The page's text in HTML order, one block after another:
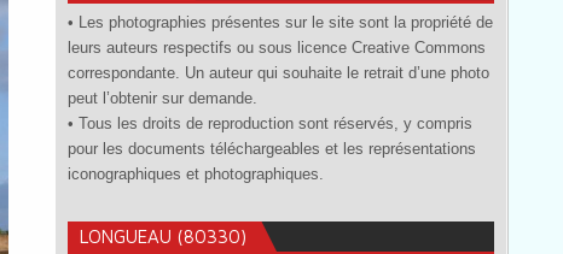
• Les photographies présentes sur le site sont la propriété de
leurs auteurs respectifs ou sous licence Creative Commons
correspondante. Un auteur qui souhaite le retrait d’une photo
peut l’obtenir sur demande.
• Tous les droits de reproduction sont réservés, y compris
pour les documents téléchargeables et les représentations
iconographiques et photographiques.
LONGUEAU (80330)